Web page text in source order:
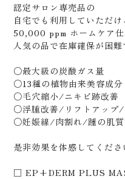
認定サロン専売品の
自宅でも利用していただけ
50,000 ppm ホームケア
人気の品で在庫確保が困難
○最大級の炭酸ガス量
○13種の植物由来美容成分
○毛穴縮小/ニキビ跡改善
○浮腫改善/リフトアップ/
○妊娠線/肉割れ/踵の肌質
是非効果を体感してくださ
□ EP+DERM PLUS